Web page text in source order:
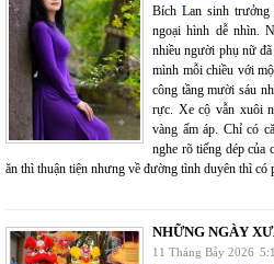
Bích Lan sinh
ngoại hình dễ nhìn.
nhiều người phụ nữ
mình mỗi chiều với
công tầng mười sáu
rực. Xe cộ vẫn xuôi
vàng ấm áp. Chỉ có
nghe rõ tiếng dép của
ăn thì thuận tiện nhưng về đường tình duyên thì có
NHỮNG NGÀY
11 Tháng Bảy 2026